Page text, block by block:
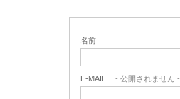
名前
E-MAIL - 公開されません -